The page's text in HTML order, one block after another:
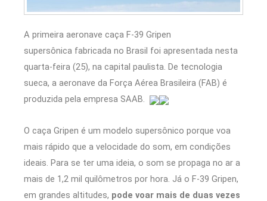
A primeira aeronave caça F-39 Gripen
supersônica fabricada no Brasil foi apresentada nesta
quarta-feira (25), na capital paulista. De tecnologia
sueca, a aeronave da Força Aérea Brasileira (FAB) é
produzida pela empresa SAAB.
O caça Gripen é um modelo supersônico porque voa
mais rápido que a velocidade do som, em condições
ideais. Para se ter uma ideia, o som se propaga no ar a
mais de 1,2 mil quilômetros por hora. Já o F-39 Gripen,
em grandes altitudes, pode voar mais de duas vezes